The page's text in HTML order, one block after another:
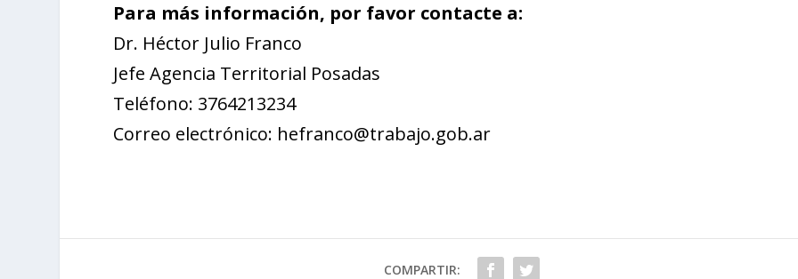
Para más información, por favor contacte a:
Dr. Héctor Julio Franco
Jefe Agencia Territorial Posadas
Teléfono: 3764213234
Correo electrónico: hefranco@trabajo.gob.ar
COMPARTIR: